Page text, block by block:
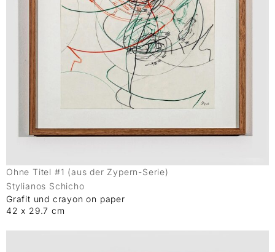
Ohne Titel #1 (aus der Zypern-Serie)
Stylianos Schicho
Grafit und crayon on paper
42 x 29.7 cm